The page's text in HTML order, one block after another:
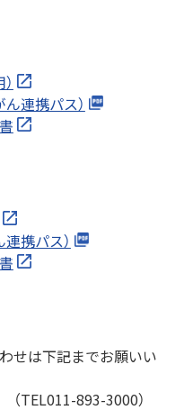
連携パス）
携パス）
せは下記までお願いい
TEL011-893-3000）